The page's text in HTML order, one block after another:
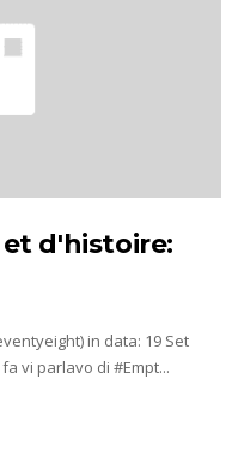
et d'histoire:
in data: 19 Set
vi parlavo di #Empt...